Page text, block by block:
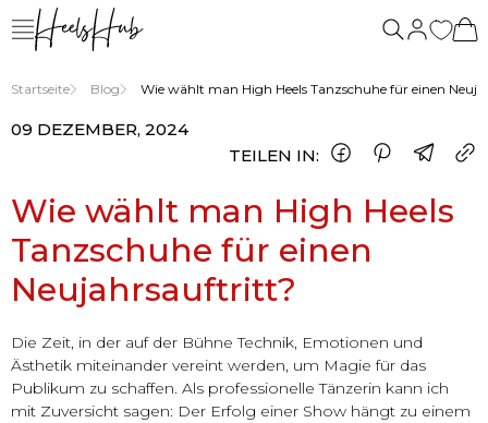
Startseite Blog Wie wählt man High Heels Tanzschuhe für einen
09 DEZEMBER, 2024
TEILEN IN:
Wie wählt man High Heels
Tanzschuhe für einen
Neujahrsauftritt?
Die Zeit, in der auf der Bühne Technik, Emotionen und
Ästhetik miteinander vereint werden, um Magie für das
Publikum zu schaffen. Als professionelle Tänzerin kann ich
mit Zuversicht sagen: Der Erfolg einer Show hängt zu einem